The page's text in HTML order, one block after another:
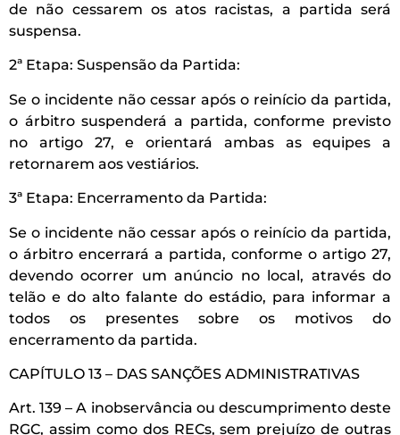
de não cessarem os atos racistas, a partida será
suspensa.
2ª Etapa: Suspensão da Partida:
Se o incidente não cessar após o reinício da partida,
o árbitro suspenderá a partida, conforme previsto
no artigo 27, e orientará ambas as equipes a
retornarem aos vestiários.
3ª Etapa: Encerramento da Partida:
Se o incidente não cessar após o reinício da partida,
o árbitro encerrará a partida, conforme o artigo 27,
devendo ocorrer um anúncio no local, através do
telão e do alto falante do estádio, para informar a
todos os presentes sobre os motivos do
encerramento da partida.
CAPÍTULO 13 – DAS SANÇÕES ADMINISTRATIVAS
Art. 139 – A inobservância ou descumprimento deste
RGC, assim como dos RECs, sem prejuízo de outras